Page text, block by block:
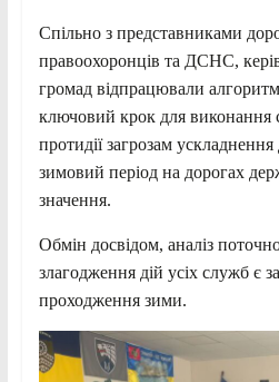
Спільно з представниками
правоохоронців та ДСНС,
громад відпрацювали
ключовий крок для виконання
протидії загрозам
зимовий період на дорогах
значення.
Обмін досвідом, аналіз
злагодження дій усіх служб є
проходження зими.